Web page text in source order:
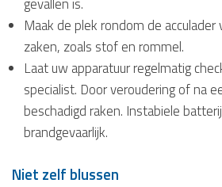
Maak de plek rondom de acculader
zaken, zoals stof en rommel.
Laat uw apparatuur regelmatig
specialist. Door veroudering of na
beschadigd raken. Instabiele
brandgevaarlijk.
Niet zelf blussen